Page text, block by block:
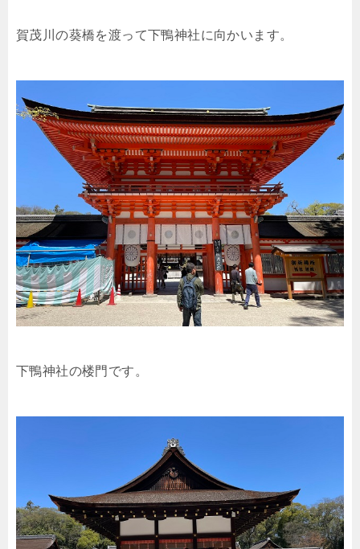
賀茂川の葵橋を渡って下鴨神社に向かいます。
下鴨神社の楼門です。